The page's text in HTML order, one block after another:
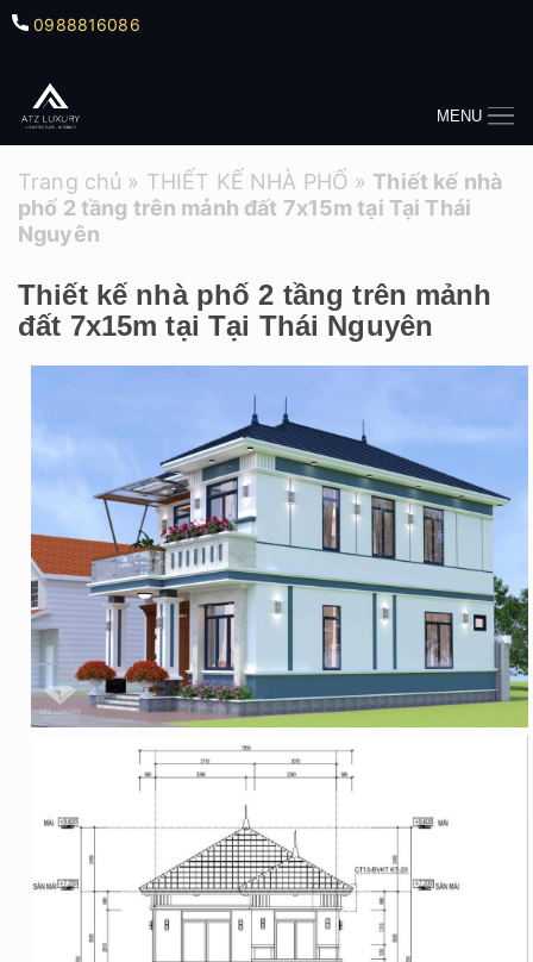
0988816086
MENU
Trang chủ » THIẾT KẾ NHÀ PHỐ » Thiết kế nhà
phố 2 tầng trên mảnh đất 7x15m tại Tại Thái
Nguyên
Thiết kế nhà phố 2 tầng trên mảnh
đất 7x15m tại Tại Thái Nguyên